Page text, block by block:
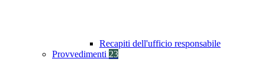
Recapiti dell'ufficio responsabile
Provvedimenti 23